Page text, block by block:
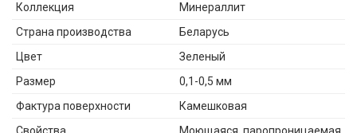
Коллекция
Минераллит
Страна производства
Беларусь
Цвет
Зеленый
Размер
0,1-0,5 мм
Фактура поверхности
Камешковая